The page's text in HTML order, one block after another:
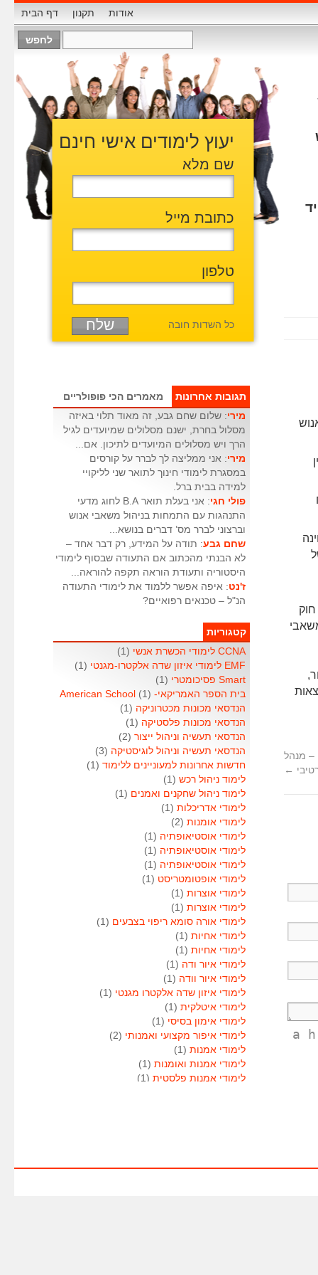
אודות תקנון דף הבית
חוק
– מנהל
←
<a
יעוץ לימודים אישי חינם
שם מלא
כתובת מייל
טלפון
כל השדות חובה
תגובות אחרונות
מאמרים הכי פופולריים
מירי: שלום שחם גבע, זה מאוד תלוי באיזה
מסלול בחרת, ישנם מסלולים שמיועדים לגיל
הרך ויש מסלולים המיועדים לתיכון. אם...
מירי: אני ממליצה לך לברר על קורסים
במסגרת לימודי חינוך לתואר שני לליקויי
למידה בבית ברל.
פולי חגי
: אני בעלת תואר B.A לחוג מדעי
התנהגות עם התמחות בניהול משאבי אנוש
וברצוני לברר מס’ דברים בנושא...
שחם גבע: תודה על המידע, רק דבר אחד –
לא הבנתי מהכתוב אם התעודה שבסוף לימודי
היסטוריה ותעודת הוראה תקפה להוראה...
ז'נט: איפה אפשר ללמוד את לימודי התעודה
הנ"ל – טכנאים רפואיים?
קטגוריות
CCNA לימודי הכשרת אנשי
(1)
EMF לימודי איזון שדה אלקטרו-מגנטי
(1)
Smart פסיכומטרי
(1)
בית הספר האמריקאי- American School (1)
הנדסאי מכונות מכטרוניקה (1)
הנדסאי מכונות פלסטיקה (1)
הנדסאי תעשיה וניהול ייצור (2)
הנדסאי תעשיה וניהול לוגיסטיקה (3)
חדשות אחרונות למעוניינים ללימוד (1)
לימוד ניהול רכש (1)
לימוד ניהול שחקנים ואמנים (1)
לימודי אדריכלות (1)
לימודי אומנות (2)
לימודי אוסטיאופתיה (1)
לימודי אוסטיאופתיה (1)
לימודי אוסטיאופתיה (1)
לימודי אופטומטריסט (1)
לימודי אוצרות (1)
לימודי אוצרות (1)
לימודי אורה סומא ריפוי בצבעים (1)
לימודי אחיות (1)
לימודי אחיות (1)
לימודי איור ודה (1)
לימודי איור וודה (1)
לימודי איזון שדה אלקטרו מגנטי (1)
לימודי איטלקית (1)
לימודי אימון בסיסי (1)
לימודי איפור מקצועי ואמנותי (2)
לימודי אמנות (1)
לימודי אמנות ואומנות (1)
לימודי אמנות פלסטית (1)